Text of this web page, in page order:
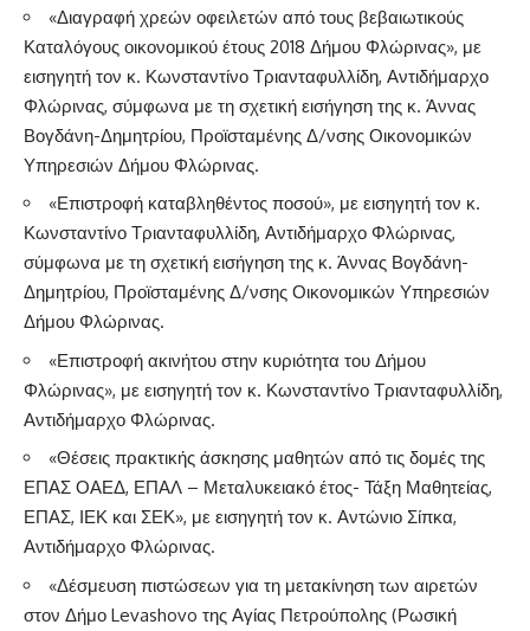
«Διαγραφή χρεών οφειλετών από τους βεβαιωτικούς
Καταλόγους οικονομικού έτους 2018 Δήμου Φλώρινας», με
εισηγητή τον κ. Κωνσταντίνο Τριανταφυλλίδη, Αντιδήμαρχο
Φλώρινας, σύμφωνα με τη σχετική εισήγηση της κ. Άννας
Βογδάνη-Δημητρίου, Προϊσταμένης Δ/νσης Οικονομικών
Υπηρεσιών Δήμου Φλώρινας.
«Επιστροφή καταβληθέντος ποσού», με εισηγητή τον κ.
Κωνσταντίνο Τριανταφυλλίδη, Αντιδήμαρχο Φλώρινας,
σύμφωνα με τη σχετική εισήγηση της κ. Άννας Βογδάνη-
Δημητρίου, Προϊσταμένης Δ/νσης Οικονομικών Υπηρεσιών
Δήμου Φλώρινας.
«Επιστροφή ακινήτου στην κυριότητα του Δήμου
Φλώρινας», με εισηγητή τον κ. Κωνσταντίνο Τριανταφυλλίδη,
Αντιδήμαρχο Φλώρινας.
«Θέσεις πρακτικής άσκησης μαθητών από τις δομές της
ΕΠΑΣ ΟΑΕΔ, ΕΠΑΛ – Μεταλυκειακό έτος- Τάξη Μαθητείας,
ΕΠΑΣ, ΙΕΚ και ΣΕΚ», με εισηγητή τον κ. Αντώνιο Σίπκα,
Αντιδήμαρχο Φλώρινας.
«Δέσμευση πιστώσεων για τη μετακίνηση των αιρετών
στον Δήμο Levashovo της Αγίας Πετρούπολης (Ρωσική